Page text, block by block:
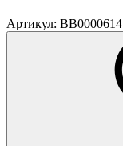
Артикул: BB0000614